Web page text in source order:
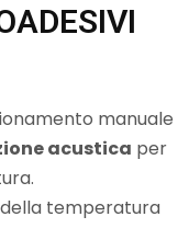
manuale
acustica per
temperatura